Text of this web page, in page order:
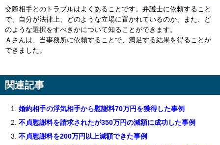
交際相手とのトラブルはよくあることです。弁護士に依頼すること
で、自分が法律上、どのような立場に置かれているのか、また、ど
のような選択をすべきかについて知ることができます。
Ａさんは、当事務所に依頼することで、満足する結果を得ることが
できました。
関連記事
婚約相手の浮気相手から慰謝料70万円を獲得した事例
不貞慰謝料を請求されたが350万円の減額に成功した事例
不貞慰謝料を200万円以上減額できた事例